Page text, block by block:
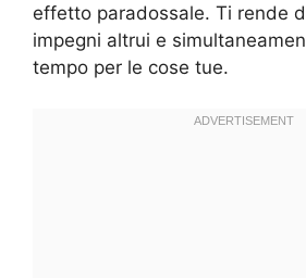
effetto paradossale. Ti rende
impegni altrui e
tempo per le cose tue.